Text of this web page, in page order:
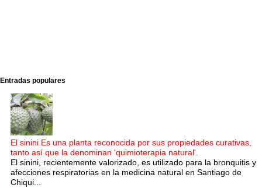
Entradas populares
El sinini Es una planta reconocida por sus propiedades curativas,
tanto así que la denominan 'quimioterapia natural'.
El sinini, recientemente valorizado, es utilizado para la bronquitis y
afecciones respiratorias en la medicina natural en Santiago de
Chiqui...